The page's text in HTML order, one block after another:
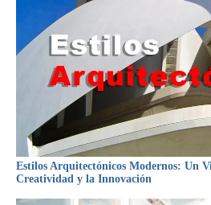
Estilos Arquitectónicos Modernos: Un
Creatividad y la Innovación